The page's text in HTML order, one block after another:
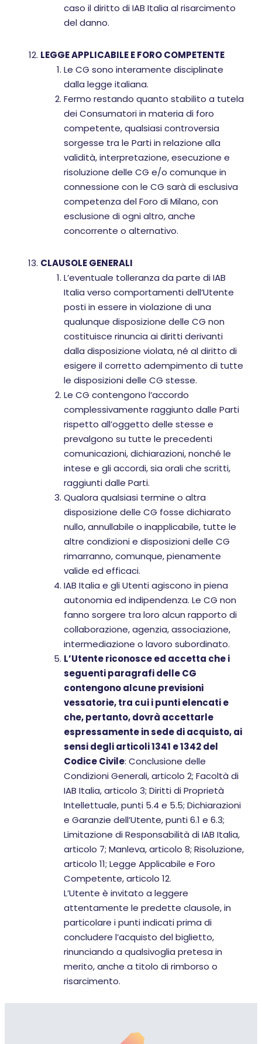
caso il diritto di IAB Italia al risarcimento
del danno.
LEGGE APPLICABILE E FORO COMPETENTE
Le CG sono interamente disciplinate
dalla legge italiana.
Fermo restando quanto stabilito a tutela
dei Consumatori in materia di foro
competente, qualsiasi controversia
sorgesse tra le Parti in relazione alla
validità, interpretazione, esecuzione e
risoluzione delle CG e/o comunque in
connessione con le CG sarà di esclusiva
competenza del Foro di Milano, con
esclusione di ogni altro, anche
concorrente o alternativo.
CLAUSOLE GENERALI
L’eventuale tolleranza da parte di IAB
Italia verso comportamenti dell’Utente
posti in essere in violazione di una
qualunque disposizione delle CG non
costituisce rinuncia ai diritti derivanti
dalla disposizione violata, né al diritto di
esigere il corretto adempimento di tutte
le disposizioni delle CG stesse.
Le CG contengono l’accordo
complessivamente raggiunto dalle Parti
rispetto all’oggetto delle stesse e
prevalgono su tutte le precedenti
comunicazioni, dichiarazioni, nonché le
intese e gli accordi, sia orali che scritti,
raggiunti dalle Parti.
Qualora qualsiasi termine o altra
disposizione delle CG fosse dichiarato
nullo, annullabile o inapplicabile, tutte le
altre condizioni e disposizioni delle CG
rimarranno, comunque, pienamente
valide ed efficaci.
IAB Italia e gli Utenti agiscono in piena
autonomia ed indipendenza. Le CG non
fanno sorgere tra loro alcun rapporto di
collaborazione, agenzia, associazione,
intermediazione o lavoro subordinato.
L’Utente riconosce ed accetta che i
seguenti paragrafi delle CG
contengono alcune previsioni
vessatorie, tra cui i punti elencati e
che, pertanto, dovrà accettarle
espressamente in sede di acquisto, ai
sensi degli articoli 1341 e 1342 del
Codice Civile: Conclusione delle
Condizioni Generali, articolo 2; Facoltà di
IAB Italia, articolo 3; Diritti di Proprietà
Intellettuale, punti 5.4 e 5.5; Dichiarazioni
e Garanzie dell’Utente, punti 6.1 e 6.3;
Limitazione di Responsabilità di IAB Italia,
articolo 7; Manleva, articolo 8; Risoluzione,
articolo 11; Legge Applicabile e Foro
Competente, articolo 12.
L’Utente è invitato a leggere
attentamente le predette clausole, in
particolare i punti indicati prima di
concludere l’acquisto del biglietto,
rinunciando a qualsivoglia pretesa in
merito, anche a titolo di rimborso o
risarcimento.